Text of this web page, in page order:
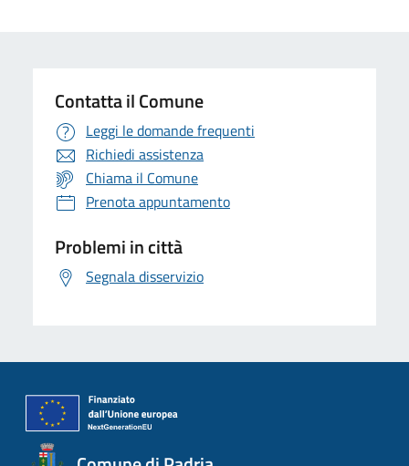
Contatta il Comune
Leggi le domande frequenti
Richiedi assistenza
Chiama il Comune
Prenota appuntamento
Problemi in città
Segnala disservizio